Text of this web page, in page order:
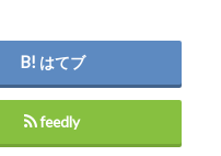
はてブ
feedly